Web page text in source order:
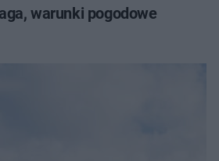
warunki pogodowe